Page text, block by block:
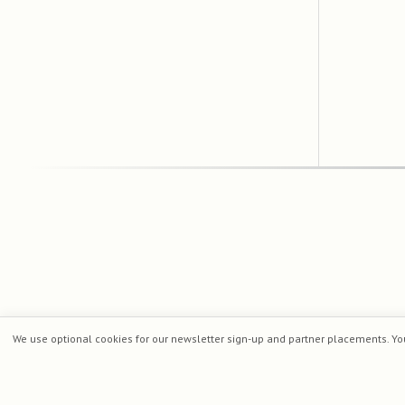
We use optional cookies for our newsletter sign-up and partner placements.